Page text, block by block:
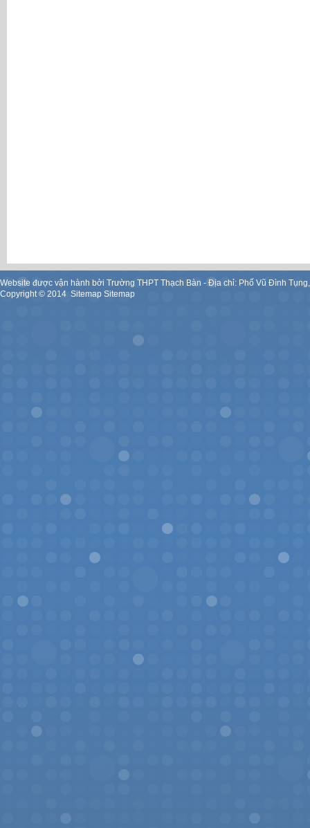
Website được vận hành bởi Trường THPT Thạch Bàn - Địa chỉ: Phố Vũ Đình
Copyright © 2014. Sitemap Sitemap